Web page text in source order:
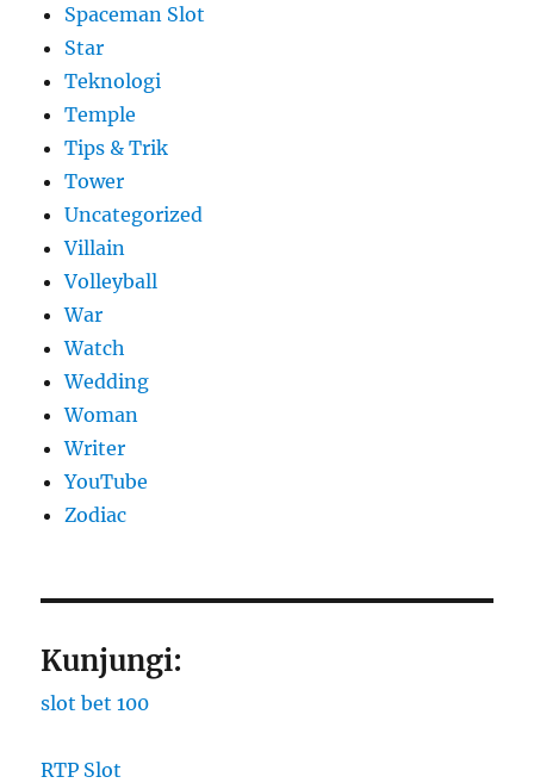
Spaceman Slot
Star
Teknologi
Temple
Tips & Trik
Tower
Uncategorized
Villain
Volleyball
War
Watch
Wedding
Woman
Writer
YouTube
Zodiac
Kunjungi:
slot bet 100
RTP Slot